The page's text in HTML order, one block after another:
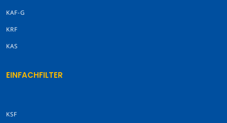
KAF-G
KRF
KAS
EINFACHFILTER
KSF